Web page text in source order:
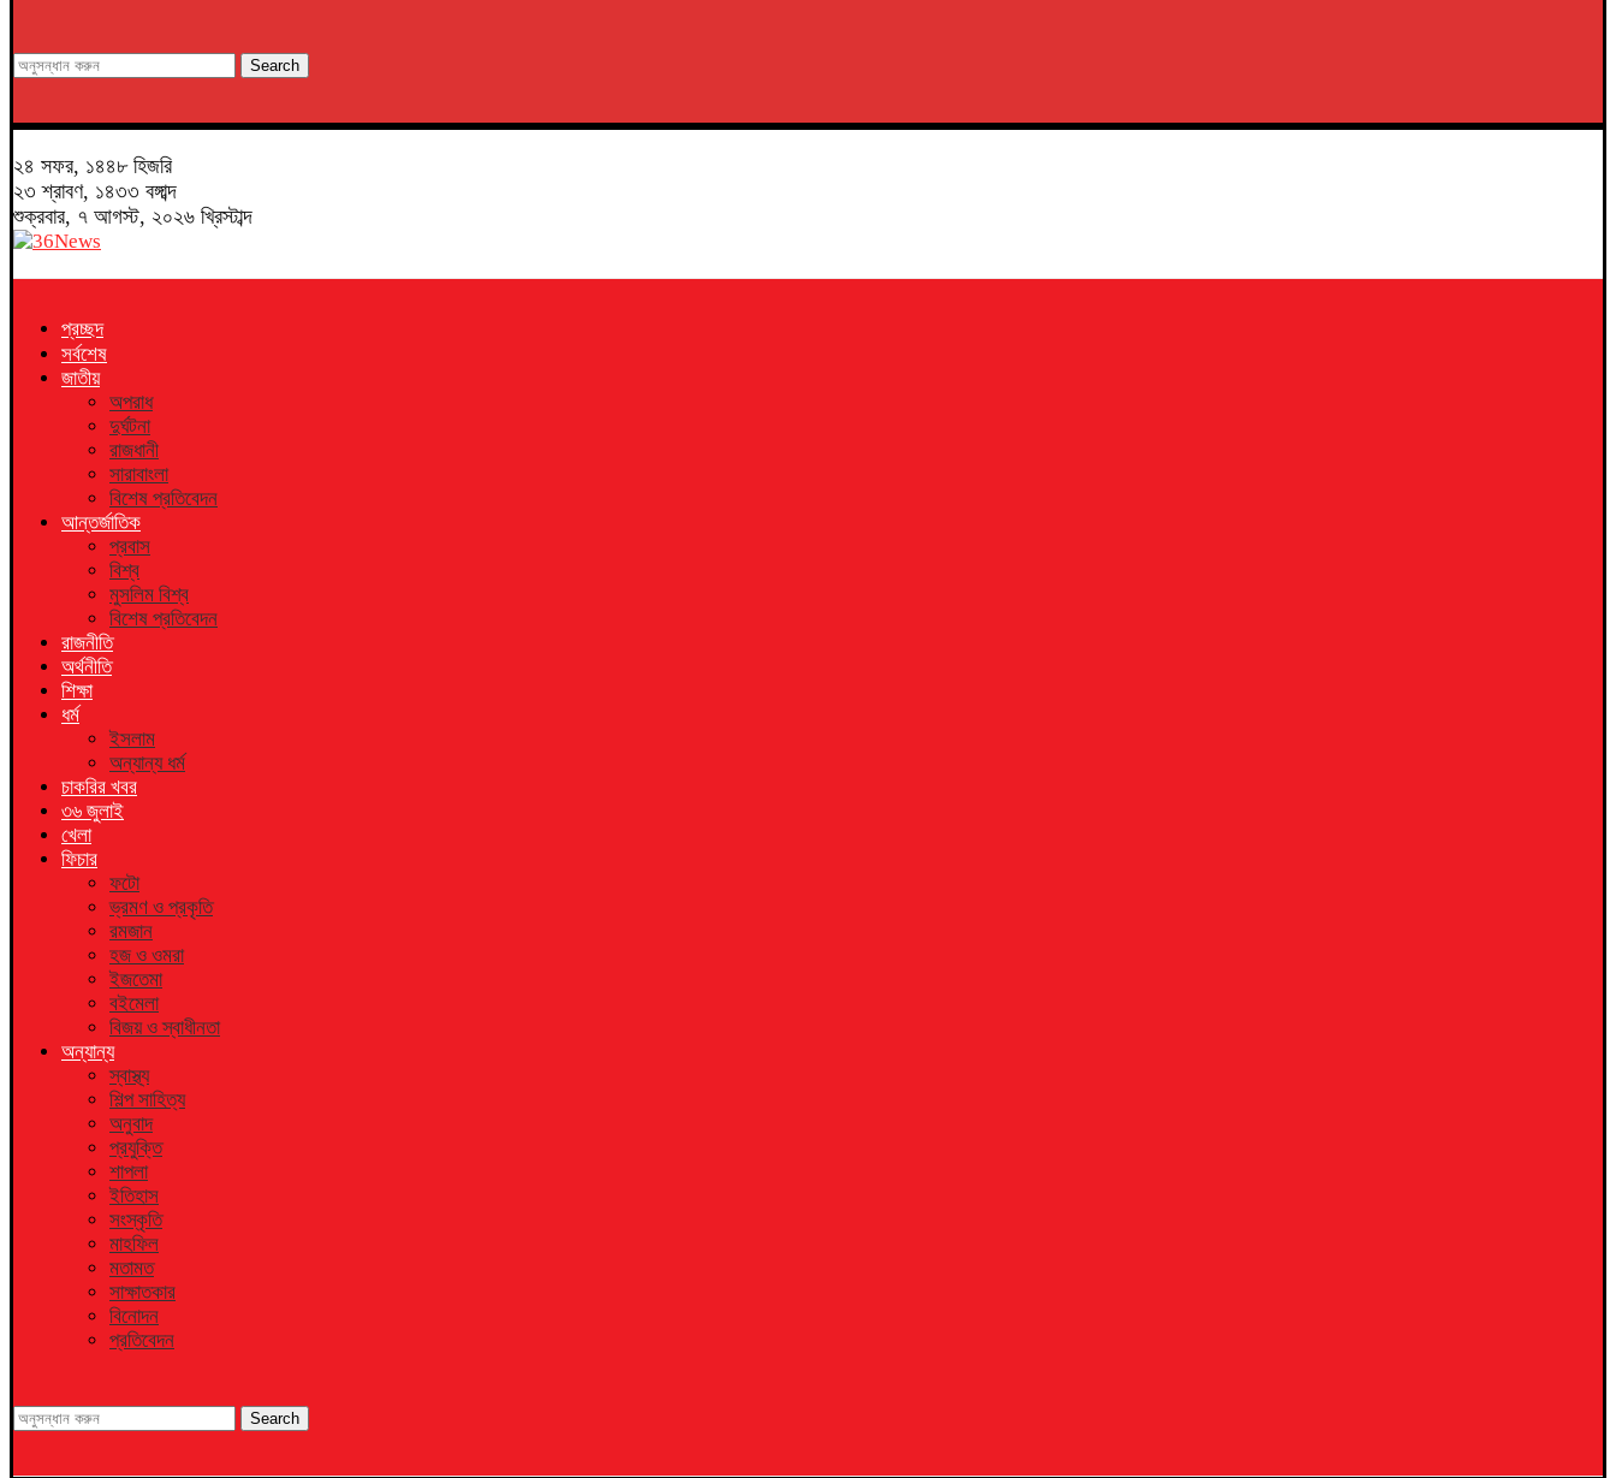
Search
২৪ সফর, ১৪৪৮ হিজরি
২৩ শ্রাবণ, ১৪৩৩ বঙ্গাব্দ
শুক্রবার, ৭ আগস্ট, ২০২৬ খ্রিস্টাব্দ
প্রচ্ছদ
সর্বশেষ
জাতীয়
অপরাধ
দুর্ঘটনা
রাজধানী
সারাবাংলা
বিশেষ প্রতিবেদন
আন্তর্জাতিক
প্রবাস
বিশ্ব
মুসলিম বিশ্ব
বিশেষ প্রতিবেদন
রাজনীতি
অর্থনীতি
শিক্ষা
ধর্ম
ইসলাম
অন্যান্য ধর্ম
চাকরির খবর
৩৬ জুলাই
খেলা
ফিচার
ফটো
ভ্রমণ ও প্রকৃতি
রমজান
হজ ও ওমরা
ইজতেমা
বইমেলা
বিজয় ও স্বাধীনতা
অন্যান্য
স্বাস্থ্য
শিল্প সাহিত্য
অনুবাদ
প্রযুক্তি
শাপলা
ইতিহাস
সংস্কৃতি
মাহফিল
মতামত
সাক্ষাতকার
বিনোদন
প্রতিবেদন
Search